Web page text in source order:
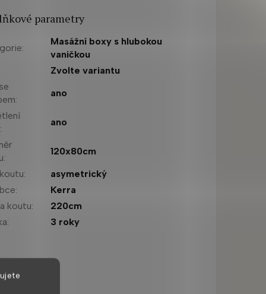
parametry
:
Masážní boxy s hlubokou
vaničkou
Zvolte variantu
:
ano
:
ano
:
120x80cm
:
asymetrický
:
Kerra
koutu:
220cm
: 3 roky